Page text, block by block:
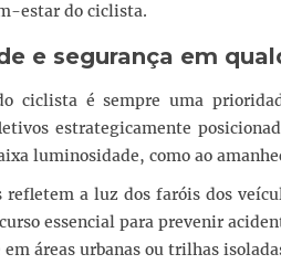
estar do ciclista.
e segurança em
ciclista é sempre uma
estrategicamente
luminosidade, como ao
refletem a luz dos faróis dos
essencial para prevenir
áreas urbanas ou trilhas